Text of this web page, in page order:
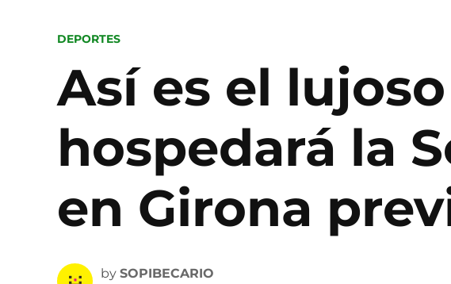
POSTED
DEPORTES
Así es el
hospedará la
en Girona
by SOPIBECARIO